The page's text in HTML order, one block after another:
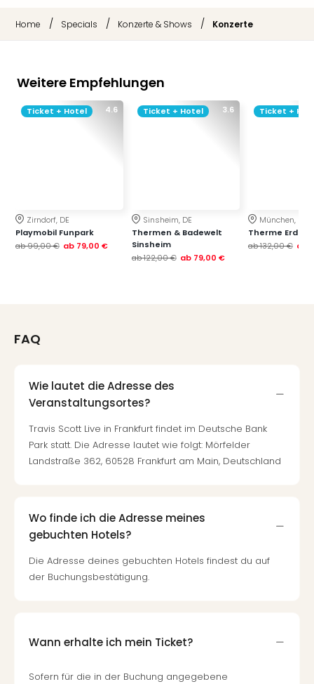
Home / Specials / Konzerte & Shows / Konzerte
Weitere Empfehlungen
4.6
Ticket + Hotel
Zirndorf, DE
Playmobil Funpark
ab99,00 € ab 79,00 €
3.6
Ticket + Hotel
Sinsheim, DE
Thermen & Badewelt
Sinsheim
ab122,00 € ab 79,00 €
Ticket +
München, DE
Therme Erding
ab132,00 € ab
FAQ
Wie lautet die Adresse des
Veranstaltungsortes?
Travis Scott Live in Frankfurt findet im Deutsche Bank
Park statt. Die Adresse lautet wie folgt: Mörfelder
Landstraße 362, 60528 Frankfurt am Main, Deutschland
Wo finde ich die Adresse meines
gebuchten Hotels?
Die Adresse deines gebuchten Hotels findest du auf
der Buchungsbestätigung.
Wann erhalte ich mein Ticket?
Sofern für die in der Buchung angegebene